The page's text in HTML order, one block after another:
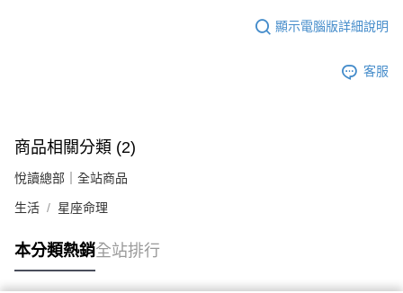
顯示電腦版詳細說明
客服
商品相關分類 (2)
悅讀總部｜全站商品
生活 星座命理
本分類熱銷全站排行